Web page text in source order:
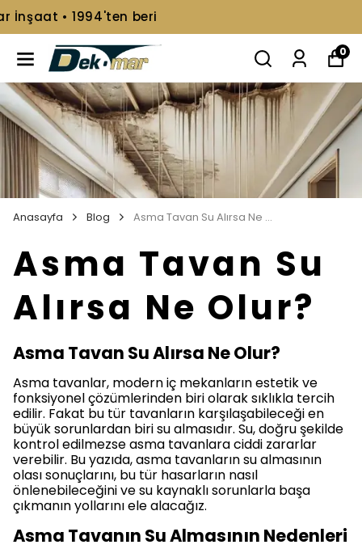
📞+90 216 499 08 92
0
Anasayfa Blog Asma Tavan Su Alırsa Ne Olur?
Asma Tavan Su
Alırsa Ne Olur?
Asma Tavan Su Alırsa Ne Olur?
Asma tavanlar, modern iç mekanların estetik ve
fonksiyonel çözümlerinden biri olarak sıklıkla tercih
edilir. Fakat bu tür tavanların karşılaşabileceği en
büyük sorunlardan biri su almasıdır. Su, doğru şekilde
kontrol edilmezse asma tavanlara ciddi zararlar
verebilir. Bu yazıda, asma tavanların su almasının
olası sonuçlarını, bu tür hasarların nasıl
önlenebileceğini ve su kaynaklı sorunlarla başa
çıkmanın yollarını ele alacağız.
Asma Tavanın Su Almasının Nedenleri